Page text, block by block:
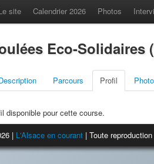
site Calendrier 2026 Photos
Eco-Solidaires
Parcours Profil
disponible pour cette course.
| L'Alsace en courant | Toute